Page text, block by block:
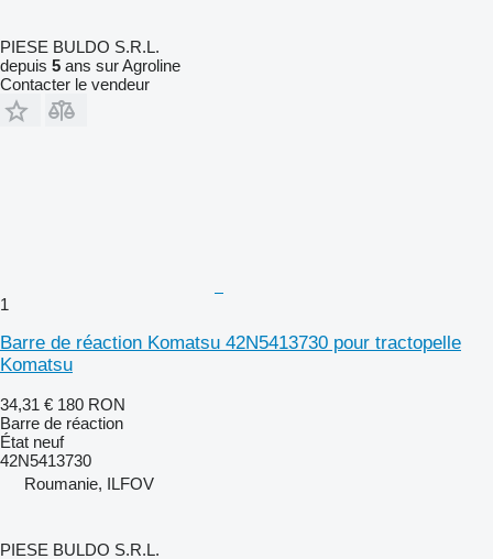
PIESE BULDO S.R.L.
depuis 5 ans sur Agroline
Contacter le vendeur
1
Barre de réaction Komatsu 42N5413730 pour tractopelle
Komatsu
34,31 € 180 RON
Barre de réaction
État neuf
42N5413730
Roumanie, ILFOV
PIESE BULDO S.R.L.